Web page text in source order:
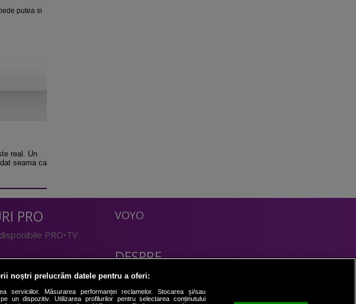
putea si
real. Un
seama ca
PRO
PRO•TV
Bine
VOYO
DESPRE
Politica Confidentialitate
Contact
noștri prelucrăm datele pentru a oferi:
serviciilor. Măsurarea performanței reclamelor. Stocarea și/sau
un dispozitiv. Utilizarea profilurilor pentru selectarea conținutului